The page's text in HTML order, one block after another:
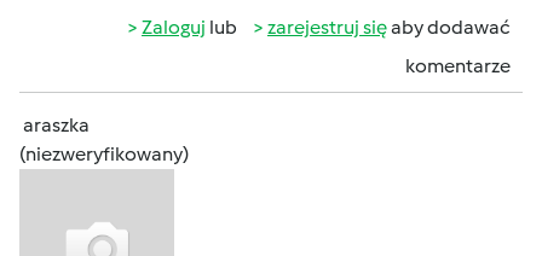
Zaloguj lub zarejestruj sięaby dodawać
komentarze
araszka
(niezweryfikowany)